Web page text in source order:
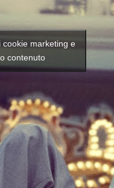
marketing e
contenuto